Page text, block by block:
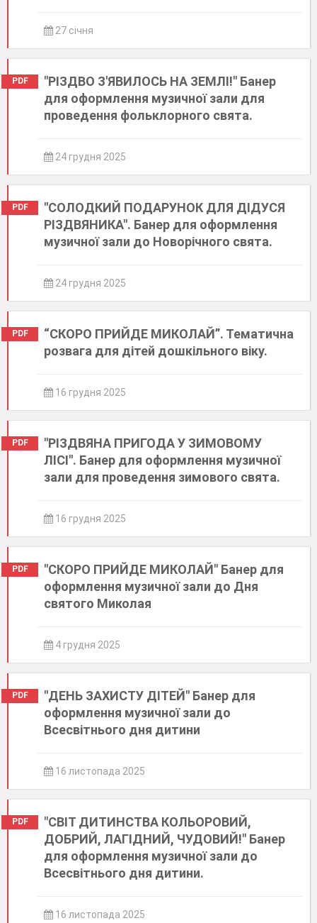
27 січня
PDF
"РІЗДВО З'ЯВИЛОСЬ НА ЗЕМЛІ!" Банер
для оформлення музичної зали для
проведення фольклорного свята.
24 грудня 2025
PDF
"СОЛОДКИЙ ПОДАРУНОК ДЛЯ ДІДУСЯ
РІЗДВЯНИКА". Банер для оформлення
музичної зали до Новорічного свята.
24 грудня 2025
PDF
“СКОРО ПРИЙДЕ МИКОЛАЙ”. Тематична
розвага для дітей дошкільного віку.
16 грудня 2025
PDF
"РІЗДВЯНА ПРИГОДА У ЗИМОВОМУ
ЛІСІ". Банер для оформлення музичної
зали для проведення зимового свята.
16 грудня 2025
PDF
"СКОРО ПРИЙДЕ МИКОЛАЙ" Банер для
оформлення музичної зали до Дня
святого Миколая
4 грудня 2025
PDF
"ДЕНЬ ЗАХИСТУ ДІТЕЙ" Банер для
оформлення музичної зали до
Всесвітнього дня дитини
16 листопада 2025
PDF
"СВІТ ДИТИНСТВА КОЛЬОРОВИЙ,
ДОБРИЙ, ЛАГІДНИЙ, ЧУДОВИЙ!" Банер
для оформлення музичної зали до
Всесвітнього дня дитини.
16 листопада 2025